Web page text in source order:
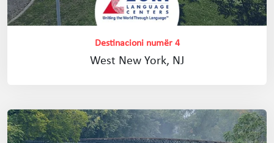
Destinacioni numër 4
West New York, NJ